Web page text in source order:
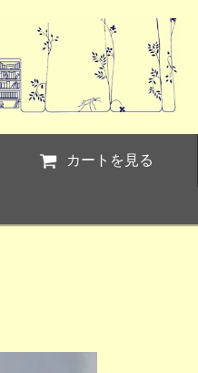
カートを見る